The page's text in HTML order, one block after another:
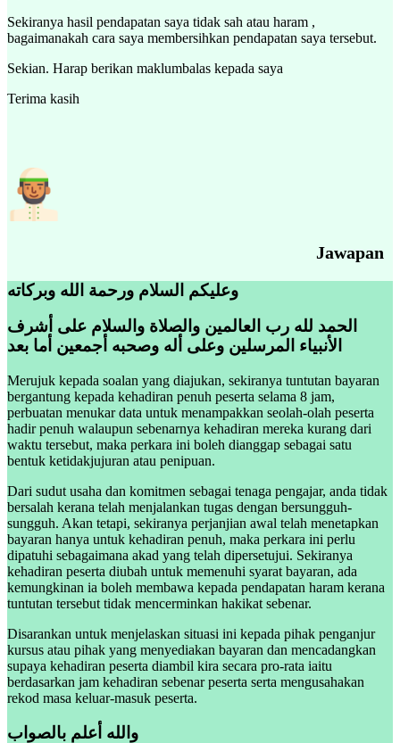
Sekiranya hasil pendapatan saya tidak sah atau haram ,
bagaimanakah cara saya membersihkan pendapatan saya tersebut.
Sekian. Harap berikan maklumbalas kepada saya
Terima kasih
Jawapan
الحمد لله رب العالمين والصلاة والسلام على أشرف
الأنبياء المرسلين وعلى أله وصحبه أجمعين أما بعد
Merujuk kepada soalan yang diajukan, sekiranya tuntutan bayaran
bergantung kepada kehadiran penuh peserta selama 8 jam,
perbuatan menukar data untuk menampakkan seolah-olah peserta
hadir penuh walaupun sebenarnya kehadiran mereka kurang dari
waktu tersebut, maka perkara ini boleh dianggap sebagai satu
bentuk ketidakjujuran atau penipuan.
Dari sudut usaha dan komitmen sebagai tenaga pengajar, anda tidak
bersalah kerana telah menjalankan tugas dengan bersungguh-
sungguh. Akan tetapi, sekiranya perjanjian awal telah menetapkan
bayaran hanya untuk kehadiran penuh, maka perkara ini perlu
dipatuhi sebagaimana akad yang telah dipersetujui. Sekiranya
kehadiran peserta diubah untuk memenuhi syarat bayaran, ada
kemungkinan ia boleh membawa kepada pendapatan haram kerana
tuntutan tersebut tidak mencerminkan hakikat sebenar.
Disarankan untuk menjelaskan situasi ini kepada pihak penganjur
kursus atau pihak yang menyediakan bayaran dan mencadangkan
supaya kehadiran peserta diambil kira secara pro-rata iaitu
berdasarkan jam kehadiran sebenar peserta serta mengusahakan
rekod masa keluar-masuk peserta.
والله أعلم بالصواب